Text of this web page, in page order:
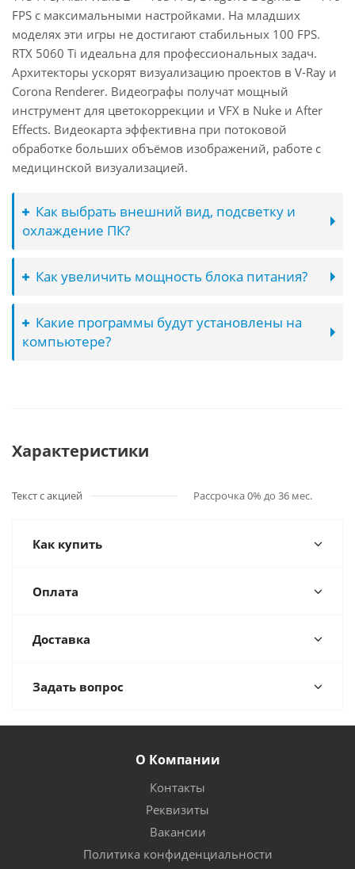
FPS с максимальными настройками. На младших
моделях эти игры не достигают стабильных 100 FPS.
RTX 5060 Ti идеальна для профессиональных задач.
Архитекторы ускорят визуализацию проектов в V-Ray и
Corona Renderer. Видеографы получат мощный
инструмент для цветокоррекции и VFX в Nuke и After
Effects. Видеокарта эффективна при потоковой
обработке больших объёмов изображений, работе с
медицинской визуализацией.
Как выбрать внешний вид, подсветку и
охлаждение ПК?
Как увеличить мощность блока питания?
Какие программы будут установлены на
компьютере?
Характеристики
Текст с акцией Рассрочка 0% до 36 мес.
Как купить
Оплата
Доставка
Задать вопрос
О Компании
Контакты
Реквизиты
Вакансии
Политика конфиденциальности